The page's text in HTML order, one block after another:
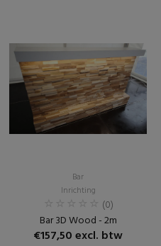
Bar
Inrichting
(0)
Bar 3D Wood - 2m
€157,50 excl. btw